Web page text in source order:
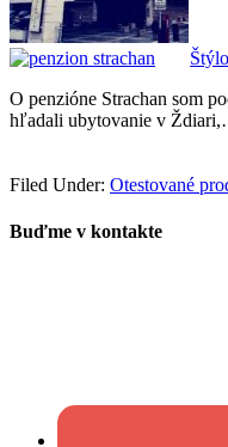
O penzióne Strachan som
hľadali ubytovanie v
Filed Under: Otestované
Buďme v kontakte